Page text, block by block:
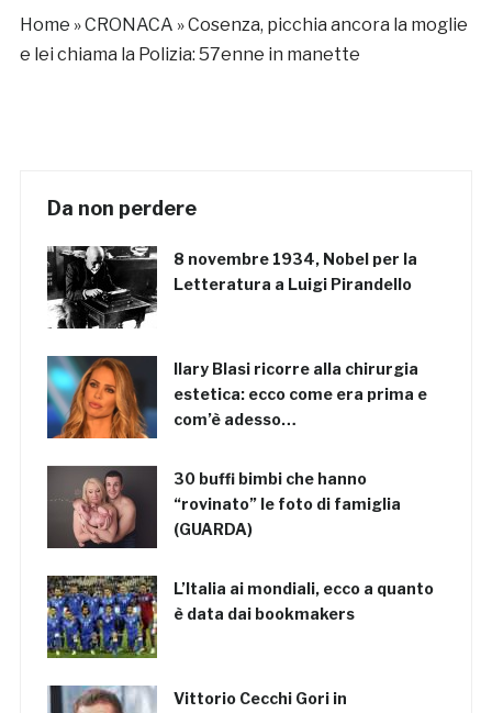
Home »CRONACA »Cosenza, picchia ancora la moglie
e lei chiama la Polizia: 57enne in manette
Da non perdere
8 novembre 1934, Nobel per la
Letteratura a Luigi Pirandello
Ilary Blasi ricorre alla chirurgia
estetica: ecco come era prima e
com’è adesso…
30 buffi bimbi che hanno
“rovinato” le foto di famiglia
(GUARDA)
L’Italia ai mondiali, ecco a quanto
è data dai bookmakers
Vittorio Cecchi Gori in